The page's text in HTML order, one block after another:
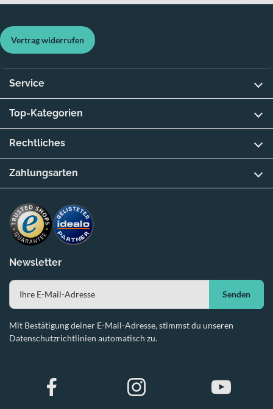
Newsletter
Senden
Mit Bestätigung deiner E-Mail-Adresse, stimmst du unseren
Datenschutzrichtlinien automatisch zu.
Vertrag widerrufen
Service
Top-Kategorien
Rechtliches
Zahlungsarten